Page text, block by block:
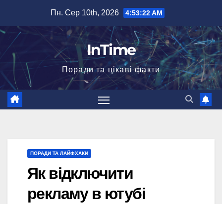
вмісту
Пн. Сер 10th, 2026 4:53:23 AM
InTime
Поради та цікаві факти
ПОРАДИ ТА ЛАЙФХАКИ
Як відключити
рекламу в ютубі